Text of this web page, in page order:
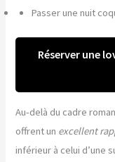
Passer une nuit
Réserver une
Au-delà du cadre
offrent un excellent
inférieur à celui d’une